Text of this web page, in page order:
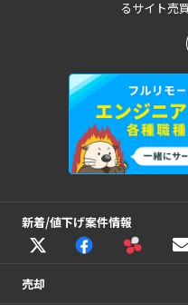
るサイト売
新着/値下げ案件情報
売却